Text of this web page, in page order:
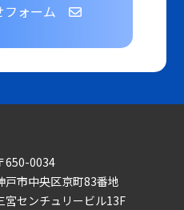
フォーム
650-0034
戸市中央区京町83番地
宮センチュリービル13F